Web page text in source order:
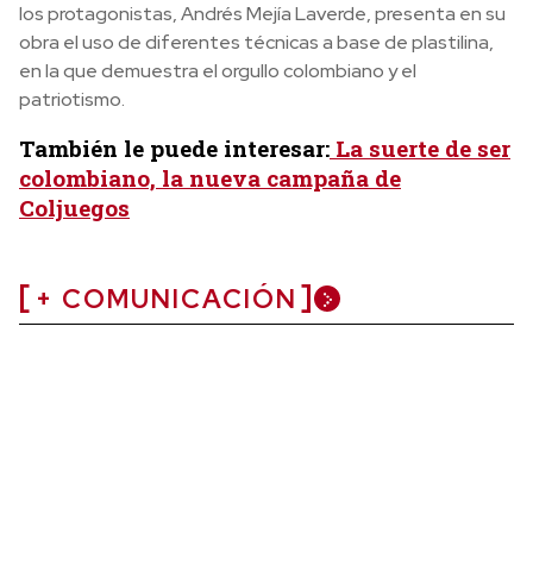
los protagonistas, Andrés Mejía Laverde, presenta en su
obra el uso de diferentes técnicas a base de plastilina,
en la que demuestra el orgullo colombiano y el
patriotismo.
También le puede interesar: La suerte de ser
colombiano, la nueva campaña de
Coljuegos
+ COMUNICACIÓN